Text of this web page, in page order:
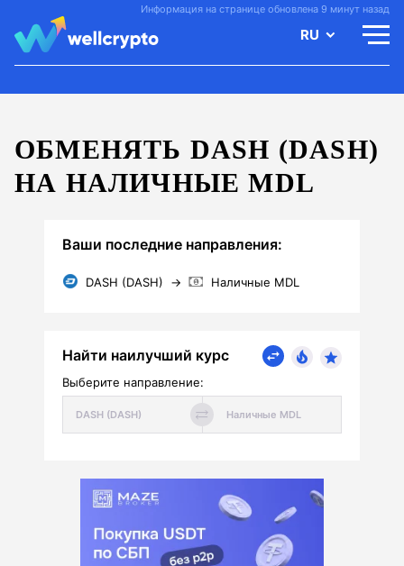
Информация на странице обновлена 9 минут назад
RU
ОБМЕНЯТЬ DASH (DASH)
НА НАЛИЧНЫЕ MDL
Ваши последние направления:
DASH (DASH) → Наличные MDL
Найти наилучший курс
Выберите направление: